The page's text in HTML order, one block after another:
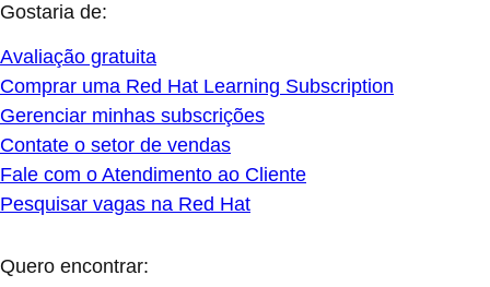
Gostaria de:
Avaliação gratuita
Comprar uma Red Hat Learning Subscription
Gerenciar minhas subscrições
Contate o setor de vendas
Fale com o Atendimento ao Cliente
Pesquisar vagas na Red Hat
Quero encontrar: